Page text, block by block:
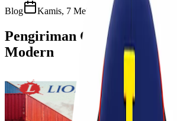
Blog
Kamis, 7 Mei 2026
Pengiriman Cepat
Modern